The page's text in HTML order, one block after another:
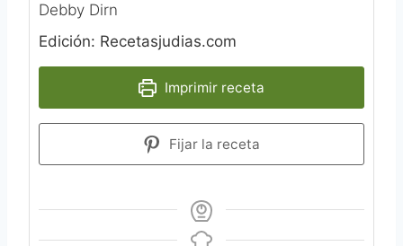
Debby Dirn‎
Edición: Recetasjudias.com
Imprimir receta
Fijar la receta